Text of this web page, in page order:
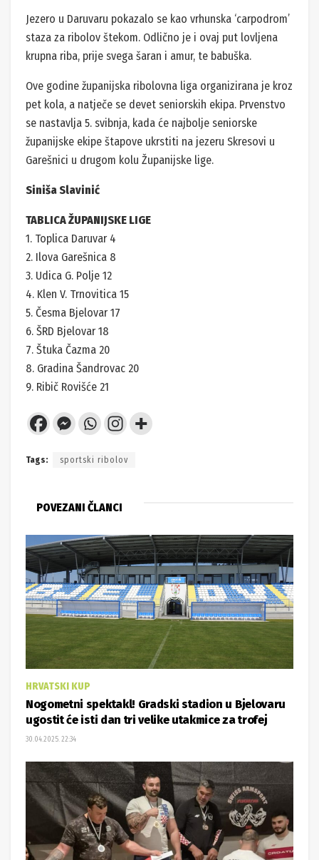
Jezero u Daruvaru pokazalo se kao vrhunska ‘carpodrom’
staza za ribolov štekom. Odlično je i ovaj put lovljena
krupna riba, prije svega šaran i amur, te babuška.
Ove godine županijska ribolovna liga organizirana je kroz
pet kola, a natječe se devet seniorskih ekipa. Prvenstvo
se nastavlja 5. svibnja, kada će najbolje seniorske
županijske ekipe štapove ukrstiti na jezeru Skresovi u
Garešnici u drugom kolu Županijske lige.
Siniša Slavinić
TABLICA ŽUPANIJSKE LIGE
1. Toplica Daruvar 4
2. Ilova Garešnica 8
3. Udica G. Polje 12
4. Klen V. Trnovitica 15
5. Česma Bjelovar 17
6. ŠRD Bjelovar 18
7. Štuka Čazma 20
8. Gradina Šandrovac 20
9. Ribič Rovišće 21
Tags: sportski ribolov
POVEZANI ČLANCI
HRVATSKI KUP
Nogometni spektakl! Gradski stadion u Bjelovaru
ugostit će isti dan tri velike utakmice za trofej
30.04.2025. 22:34